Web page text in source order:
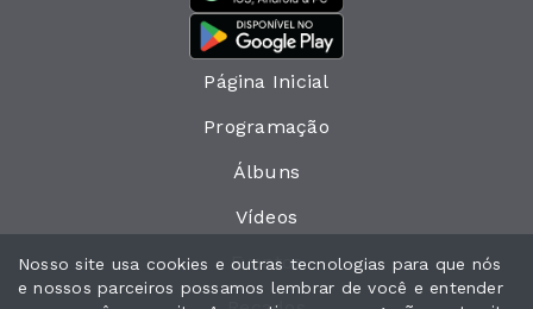
Página Inicial
Programação
Álbuns
Vídeos
Eventos
Nosso site usa cookies e outras tecnologias para que nós
e nossos parceiros possamos lembrar de você e entender